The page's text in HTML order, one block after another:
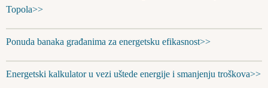
Topola>>
Ponuda banaka građanima za energetsku efikasnost>>
Energetski kalkulator u vezi uštede energije i smanjenju troškova>>